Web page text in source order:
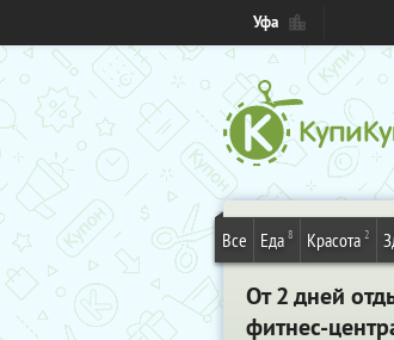
Уфа
Все Еда 8 Красота 2
От 2 дней
фитнес-